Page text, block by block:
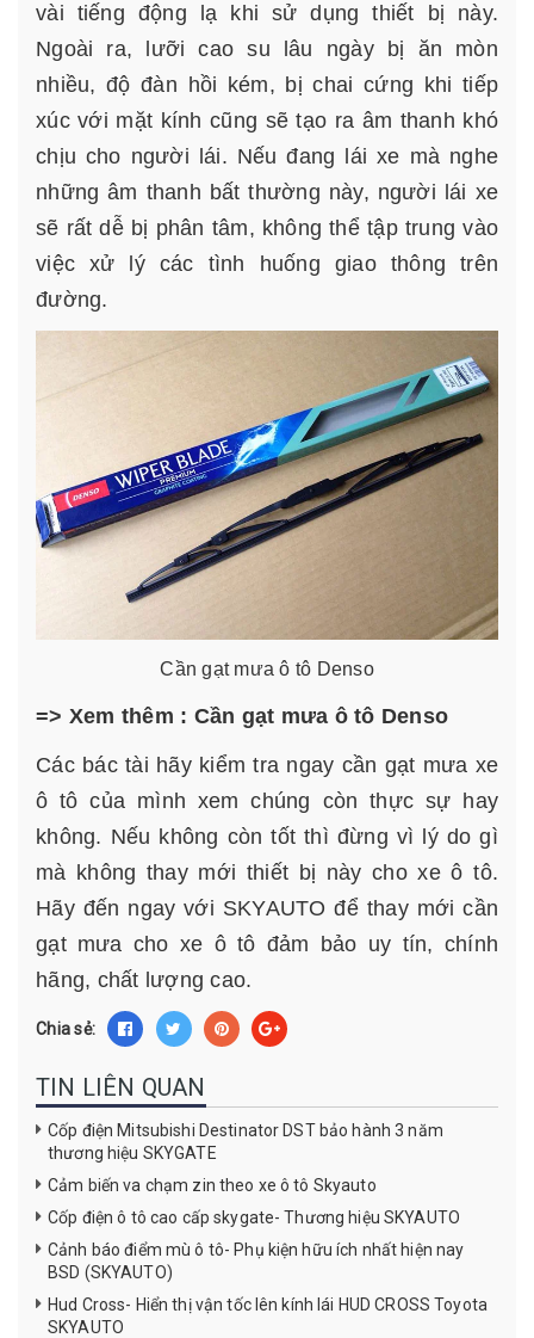
vài tiếng động lạ khi sử dụng thiết bị này.
Ngoài ra, lưỡi cao su lâu ngày bị ăn mòn
nhiều, độ đàn hồi kém, bị chai cứng khi tiếp
xúc với mặt kính cũng sẽ tạo ra âm thanh khó
chịu cho người lái. Nếu đang lái xe mà nghe
những âm thanh bất thường này, người lái xe
sẽ rất dễ bị phân tâm, không thể tập trung vào
việc xử lý các tình huống giao thông trên
đường.
Cần gạt mưa ô tô Denso
=> Xem thêm : Cần gạt mưa ô tô Denso
Các bác tài hãy kiểm tra ngay cần gạt mưa xe
ô tô của mình xem chúng còn thực sự hay
không. Nếu không còn tốt thì đừng vì lý do gì
mà không thay mới thiết bị này cho xe ô tô.
Hãy đến ngay với SKYAUTO để thay mới cần
gạt mưa cho xe ô tô đảm bảo uy tín, chính
hãng, chất lượng cao.
Chia sẻ:
TIN LIÊN QUAN
Cốp điện Mitsubishi Destinator DST bảo hành 3 năm
thương hiệu SKYGATE
Cảm biến va chạm zin theo xe ô tô Skyauto
Cốp điện ô tô cao cấp skygate- Thương hiệu SKYAUTO
Cảnh báo điểm mù ô tô- Phụ kiện hữu ích nhất hiện nay
BSD (SKYAUTO)
Hud Cross- Hiển thị vận tốc lên kính lái HUD CROSS Toyota
SKYAUTO